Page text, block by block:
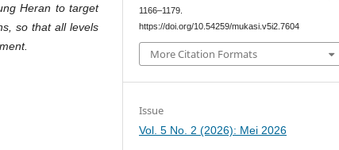
Heran to target
so that all levels
1166–1179.
https://doi.org/10.54259/mukasi.v5i2.7604
More Citation Formats
Issue
Vol. 5 No. 2 (2026): Mei 2026